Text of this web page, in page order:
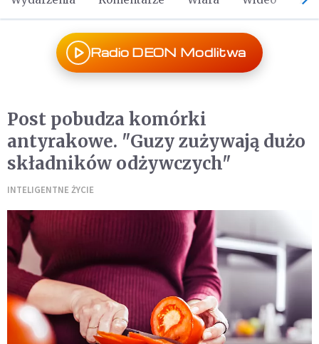
Radio DEON Modlitwa
Post pobudza komórki
antyrakowe. "Guzy zużywają dużo
składników odżywczych"
INTELIGENTNE ŻYCIE